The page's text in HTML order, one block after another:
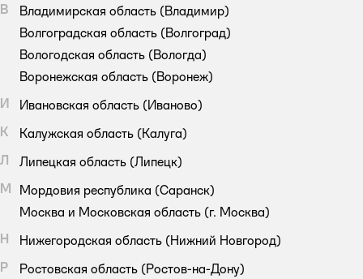
В
Владимирская область (Владимир)
Волгоградская область (Волгоград)
Вологодская область (Вологда)
Воронежская область (Воронеж)
И
Ивановская область (Иваново)
К
Калужская область (Калуга)
Л
Липецкая область (Липецк)
М
Мордовия республика (Саранск)
Москва и Московская область (г. Москва)
Н
Нижегородская область (Нижний Новгород)
Р
Ростовская область (Ростов-на-Дону)